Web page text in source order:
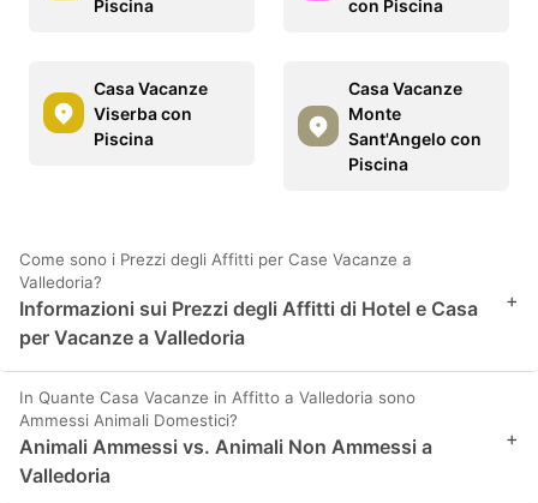
Piscina
con Piscina
Casa Vacanze
Viserba con
Piscina
Casa Vacanze
Monte
Sant'Angelo con
Piscina
Come sono i Prezzi degli Affitti per Case Vacanze a
Valledoria?
Informazioni sui Prezzi degli Affitti di Hotel e Casa
per Vacanze a Valledoria
+
In Quante Casa Vacanze in Affitto a Valledoria sono
Ammessi Animali Domestici?
Animali Ammessi vs. Animali Non Ammessi a
Valledoria
+